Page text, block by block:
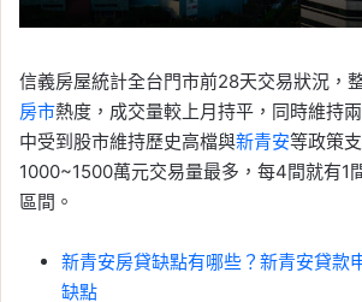
信義房屋統計全台門市前28天交易狀況，
房市熱度，成交量較上月持平，同時維持
中受到股市維持歷史高檔與新青安等政策
1000~1500萬元交易量最多，每4間就有1
區間。
新青安房貸缺點有哪些？新青安貸款
缺點